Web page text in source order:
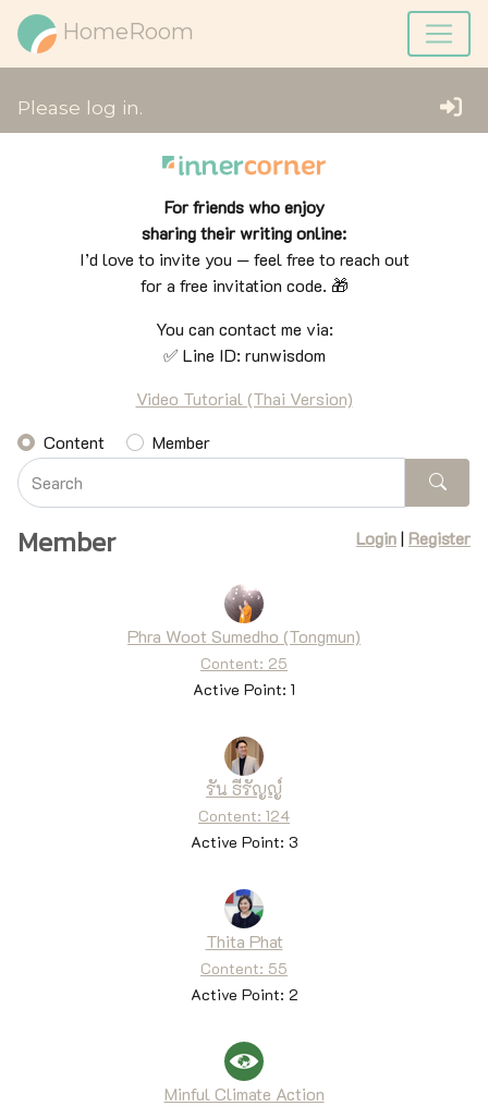
HomeRoom
Please log in.
For friends who enjoy
sharing their writing online:
I’d love to invite you — feel free to reach out
for a free invitation code. 🎁
You can contact me via:
✅ Line ID: runwisdom
Video Tutorial (Thai Version)
Content
Member
Member Login| Register
Phra Woot Sumedho (Tongmun)
Content: 25
Active Point: 1
รัน ธีรัญญ์
Content: 124
Active Point: 3
Thita Phat
Content: 55
Active Point: 2
Minful Climate Action